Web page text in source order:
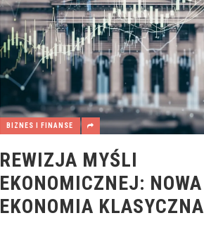
BIZNES I FINANSE
REWIZJA MYŚLI
EKONOMICZNEJ: NOWA
EKONOMIA KLASYCZNA